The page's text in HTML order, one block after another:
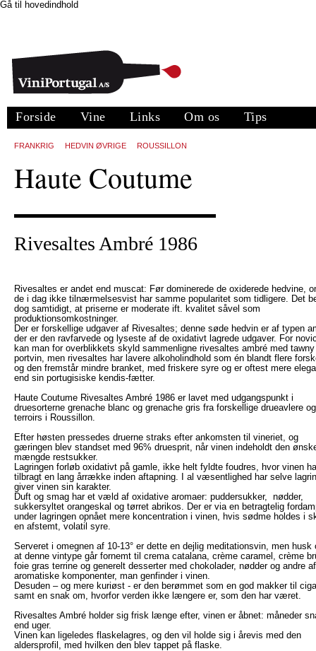
Gå til hovedindhold
Forside Vine Links Om os Tips
FRANKRIG HEDVIN ØVRIGE ROUSSILLON
Haute Coutume
Rivesaltes Ambré 1986
Rivesaltes er andet end muscat: Før dominerede de oxiderede hedvine,
de i dag ikke tilnærmelsesvist har samme popularitet som tidligere. Det
dog samtidigt, at priserne er moderate ift. kvalitet såvel som
produktionsomkostninger.
Der er forskellige udgaver af Rivesaltes; denne søde hedvin er af typen
der er den ravfarvede og lyseste af de oxidativt lagrede udgaver. For
kan man for overblikkets skyld sammenligne rivesaltes ambré med tawny
portvin, men rivesaltes har lavere alkoholindhold som én blandt flere
og den fremstår mindre branket, med friskere syre og er oftest mere
end sin portugisiske kendis-fætter.
Haute Coutume Rivesaltes Ambré 1986 er lavet med udgangspunkt i
druesorterne grenache blanc og grenache gris fra forskellige drueavlere og
terroirs i Roussillon.
Efter høsten pressedes druerne straks efter ankomsten til vineriet, og
gæringen blev standset med 96% druesprit, når vinen indeholdt den
mængde restsukker.
Lagringen forløb oxidativt på gamle, ikke helt fyldte foudres, hvor vinen
tilbragt en lang årrække inden aftapning. I al væsentlighed har selve
giver vinen sin karakter.
Duft og smag har et væld af oxidative aromaer: puddersukker, nødder,
sukkersyltet orangeskal og tørret abrikos. Der er via en betragtelig
under lagringen opnået mere koncentration i vinen, hvis sødme holdes i
en afstemt, volatil syre.
Serveret i omegnen af 10-13° er dette en dejlig meditationsvin, men husk
at denne vintype går fornemt til crema catalana, crème caramel, crème
foie gras terrine og generelt desserter med chokolader, nødder og andre
aromatiske komponenter, man genfinder i vinen.
Desuden – og mere kuriøst - er den berømmet som en god makker til
samt en snak om, hvorfor verden ikke længere er, som den har været.
Rivesaltes Ambré holder sig frisk længe efter, vinen er åbnet: måneder
end uger.
Vinen kan ligeledes flaskelagres, og den vil holde sig i årevis med den
aldersprofil, med hvilken den blev tappet på flaske.